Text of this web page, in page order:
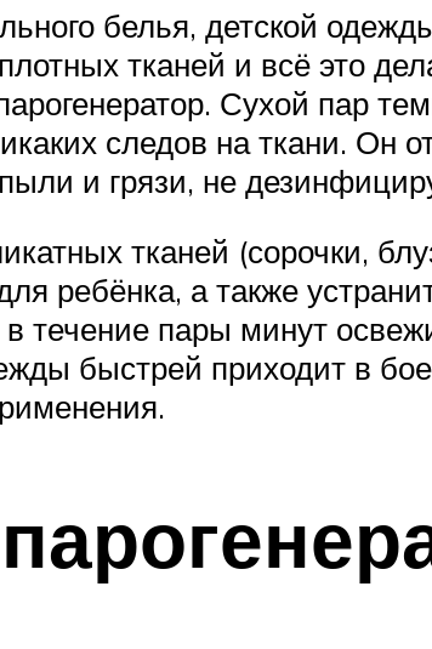
белья, детской
тканей и всё это
Сухой пар
следов на ткани. Он
и грязи, не
тканей (сорочки,
ребёнка, а также
течение пары минут
быстрей приходит в